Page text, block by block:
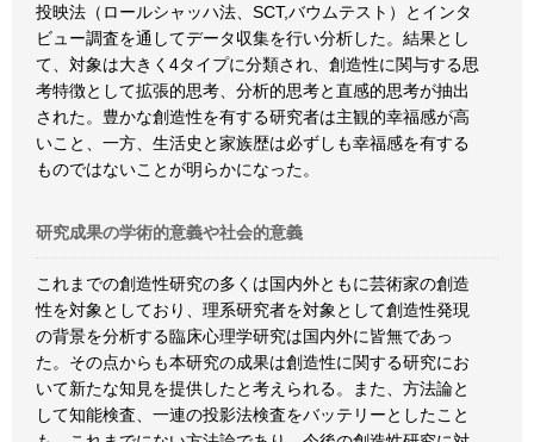
投映法（ロールシャッハ法、SCT,バウムテスト）とインタ
ビュー調査を通してデータ収集を行い分析した。結果とし
て、対象は大きく4タイプに分類され、創造性に関与する思
考特徴として拡張的思考、分析的思考と直感的思考が抽出
された。豊かな創造性を有する研究者は主観的幸福感が高
いこと、一方、生活史と家族歴は必ずしも幸福感を有する
ものではないことが明らかになった。
研究成果の学術的意義や社会的意義
これまでの創造性研究の多くは国内外ともに芸術家の創造
性を対象としており、理系研究者を対象として創造性発現
の背景を分析する臨床心理学研究は国内外に皆無であっ
た。その点からも本研究の成果は創造性に関する研究にお
いて新たな知見を提供したと考えられる。また、方法論と
して知能検査、一連の投影法検査をバッテリーとしたこと